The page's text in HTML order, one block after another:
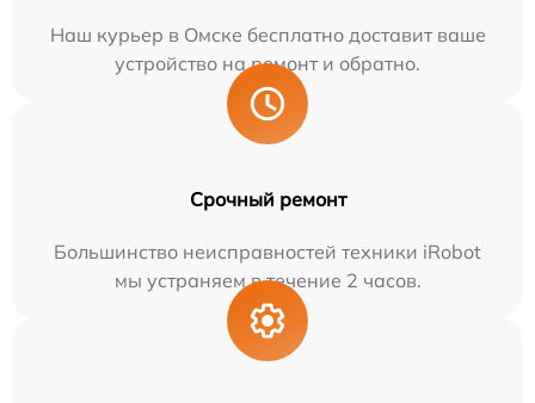
Наш курьер в Омске бесплатно доставит ваше
устройство на ремонт и обратно.
Срочный ремонт
Большинство неисправностей техники iRobot
мы устраняем в течение 2 часов.